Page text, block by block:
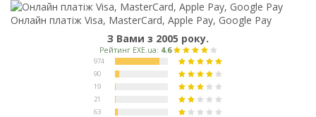
Онлайн платіж Visa, MasterCard, Apple Pay, Google Pay
З Вами з 2005 року.